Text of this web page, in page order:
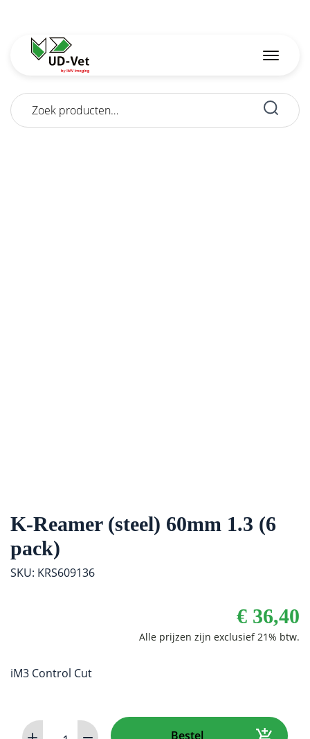
Zoeken
naar:
K-Reamer (steel) 60mm 1.3 (6
pack)
SKU: KRS609136
€ 36,40
iM3 Control Cut
K-
Bestel